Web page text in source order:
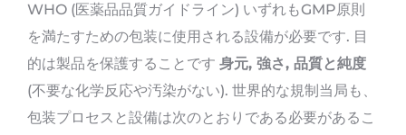
WHO (医薬品品質ガイドライン) いずれもGMP原則
を満たすための包装に使用される設備が必要です. 目
的は製品を保護することです 身元, 強さ, 品質と純度
(不要な化学反応や汚染がない). 世界的な規制当局も、
包装プロセスと設備は次のとおりである必要があるこ